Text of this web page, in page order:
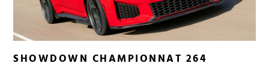
SHOWDOWN CHAMPIONNAT 264